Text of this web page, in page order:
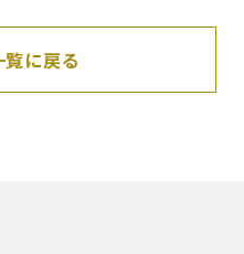
に戻る